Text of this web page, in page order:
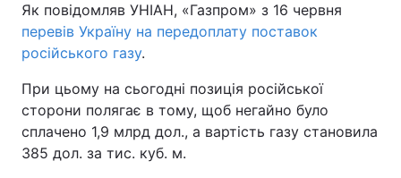
Як повідомляв УНІАН, «Газпром» з 16 червня
перевів Україну на передоплату поставок
російського газу.
При цьому на сьогодні позиція російської
сторони полягає в тому, щоб негайно було
сплачено 1,9 млрд дол., а вартість газу становила
385 дол. за тис. куб. м.